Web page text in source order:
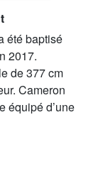
258,50 €
- 4W
été baptisé
2017.
de 377 cm
Cameron
équipé d’une